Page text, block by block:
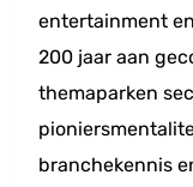
entertainment
200 jaar aan
themaparken
branchekennis